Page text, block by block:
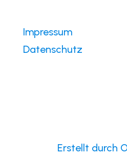
Impressum
Datenschutz
Erstellt durch